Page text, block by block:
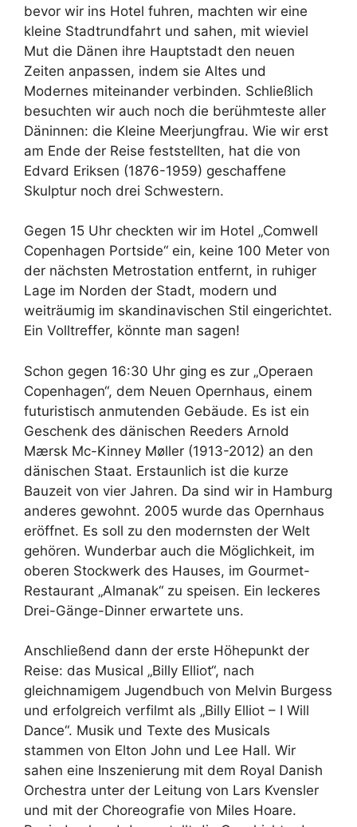
bevor wir ins Hotel fuhren, machten wir eine
kleine Stadtrundfahrt und sahen, mit wieviel
Mut die Dänen ihre Hauptstadt den neuen
Zeiten anpassen, indem sie Altes und
Modernes miteinander verbinden. Schließlich
besuchten wir auch noch die berühmteste aller
Däninnen: die Kleine Meerjungfrau. Wie wir erst
am Ende der Reise feststellten, hat die von
Edvard Eriksen (1876-1959) geschaffene
Skulptur noch drei Schwestern.
Gegen 15 Uhr checkten wir im Hotel „Comwell
Copenhagen Portside“ ein, keine 100 Meter von
der nächsten Metrostation entfernt, in ruhiger
Lage im Norden der Stadt, modern und
weiträumig im skandinavischen Stil eingerichtet.
Ein Volltreffer, könnte man sagen!
Schon gegen 16:30 Uhr ging es zur „Operaen
Copenhagen“, dem Neuen Opernhaus, einem
futuristisch anmutenden Gebäude. Es ist ein
Geschenk des dänischen Reeders Arnold
Mærsk Mc-Kinney Møller (1913-2012) an den
dänischen Staat. Erstaunlich ist die kurze
Bauzeit von vier Jahren. Da sind wir in Hamburg
anderes gewohnt. 2005 wurde das Opernhaus
eröffnet. Es soll zu den modernsten der Welt
gehören. Wunderbar auch die Möglichkeit, im
oberen Stockwerk des Hauses, im Gourmet-
Restaurant „Almanak“ zu speisen. Ein leckeres
Drei-Gänge-Dinner erwartete uns.
Anschließend dann der erste Höhepunkt der
Reise: das Musical „Billy Elliot“, nach
gleichnamigem Jugendbuch von Melvin Burgess
und erfolgreich verfilmt als „Billy Elliot – I Will
Dance“. Musik und Texte des Musicals
stammen von Elton John und Lee Hall. Wir
sahen eine Inszenierung mit dem Royal Danish
Orchestra unter der Leitung von Lars Kvensler
und mit der Choreografie von Miles Hoare.